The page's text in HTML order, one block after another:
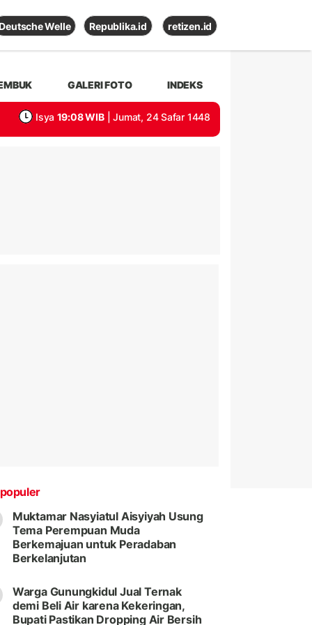
Deutsche Welle Republika.id retizen.id
GALERI FOTO INDEKS
Isya 19:08 WIB | Jumat, 24 Safar 1448
Muktamar Nasyiatul Aisyiyah Usung
Tema Perempuan Muda
Berkemajuan untuk Peradaban
Berkelanjutan
Warga Gunungkidul Jual Ternak
demi Beli Air karena Kekeringan,
Bupati Pastikan Dropping Air Bersih